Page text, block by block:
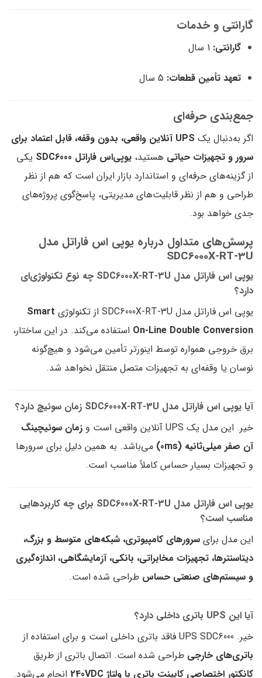
گارانتی و خدمات
گارانتی:
تعهد تأمین قطعات:
جمع‌بندی حرفه‌ای
اگر به‌دنبال یک
UPS آنلاین واقعی، بدون وقفه، قابل اعتماد برای
سرور و تجهیزات حیاتی هستید، یوپی‌اس فاراتل SDC6000
یکی
از گزینه‌های حرفه‌ای و استاندارد بازار ایران است که هم از نظر
طراحی و هم از نظر قابلیت‌های مدیریتی، پاسخ‌گوی پروژه‌های
جدی خواهد بود.
پرسش‌های متداول درباره یوپی اس فاراتل مدل
SDC6000X-RT-3U
یوپی اس فاراتل مدل SDC6000X-RT-3U چه نوع تکنولوژی‌ای
دارد؟
یوپی اس فاراتل مدل SDC6000X-RT-3U از تکنولوژی
Smart
On-Line Double Conversion استفاده می‌کند. در این ساختار،
برق خروجی همواره توسط اینورتر تأمین می‌شود و هیچ‌گونه
نوسان یا وقفه‌ای به تجهیزات متصل منتقل نخواهد شد.
آیا یوپی اس فاراتل مدل SDC6000X-RT-3U زمان سوئیچ دارد؟
خیر. این مدل یک UPS آنلاین واقعی است و
زمان سوئیچینگ
آن صفر میلی‌ثانیه (0ms)
می‌باشد. به همین دلیل برای سرورها
و تجهیزات بسیار حساس کاملاً مناسب است.
یوپی اس فاراتل مدل SDC6000X-RT-3U برای چه کاربردهایی
مناسب است؟
این مدل برای سرورهای کامپیوتری، شبکه‌های متوسط و بزرگ،
دیتاسنترها، تجهیزات مخابراتی، بانکی، آزمایشگاهی، اندازه‌گیری
و سیستم‌های صنعتی حساس طراحی شده است.
آیا این UPS باتری داخلی دارد؟
خیر. UPS SDC6000 فاقد باتری داخلی است و برای استفاده از
باتری‌های خارجی طراحی شده است. اتصال باتری از طریق
کانکتور اختصاصی کابینت باتری با ولتاژ 240VDC
انجام می‌شود.